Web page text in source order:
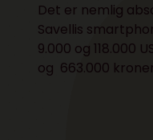
Det er nemlig
Savellis
9.000 og 118.000
og 663.000